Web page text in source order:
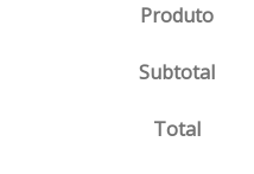
Produto
Subtotal
Total